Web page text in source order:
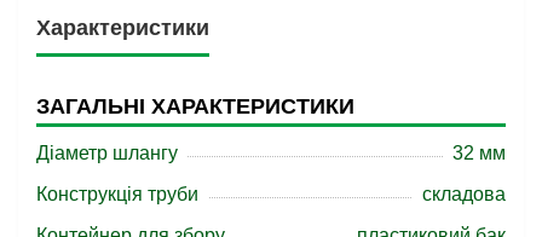
Характеристики
ЗАГАЛЬНІ ХАРАКТЕРИСТИКИ
Діаметр шлангу
32 мм
Конструкція труби
складова